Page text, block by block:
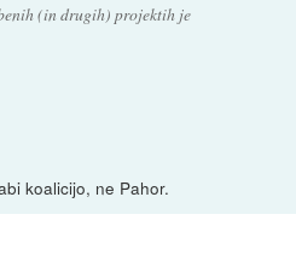
(in drugih) projektih je
koalicijo, ne Pahor.